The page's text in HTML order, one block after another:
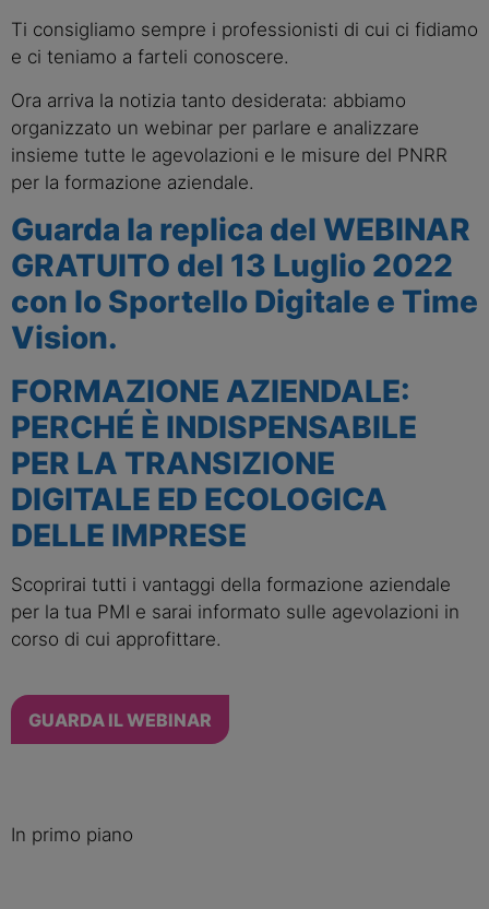
Ti consigliamo sempre i professionisti di cui ci fidiamo
e ci teniamo a farteli conoscere.
Ora arriva la notizia tanto desiderata: abbiamo
organizzato un webinar per parlare e analizzare
insieme tutte le agevolazioni e le misure del PNRR
per la formazione aziendale.
Guarda la replica del WEBINAR
GRATUITO del 13 Luglio 2022
con lo Sportello Digitale e Time
Vision.
FORMAZIONE AZIENDALE:
PERCHÉ È INDISPENSABILE
PER LA TRANSIZIONE
DIGITALE ED ECOLOGICA
DELLE IMPRESE
Scoprirai tutti i vantaggi della formazione aziendale
per la tua PMI e sarai informato sulle agevolazioni in
corso di cui approfittare.
GUARDA IL WEBINAR
In primo piano